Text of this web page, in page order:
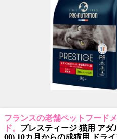
フランスの老舗ペットフード
ド。 プレスティージ 猫用 アダ
00) 10カ月からの成猫用 ドラ